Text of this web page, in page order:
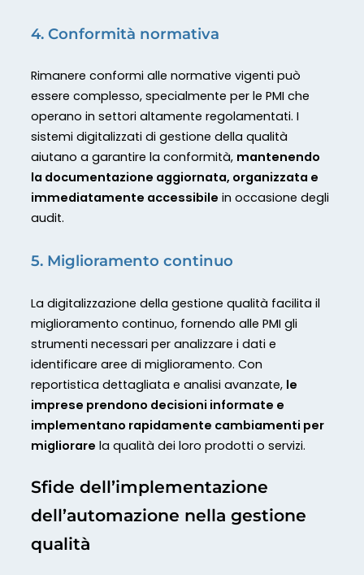
4. Conformità normativa
Rimanere conformi alle normative vigenti può
essere complesso, specialmente per le PMI che
operano in settori altamente regolamentati. I
sistemi digitalizzati di gestione della qualità
aiutano a garantire la conformità, mantenendo
la documentazione aggiornata, organizzata e
immediatamente accessibile in occasione degli
audit.
5. Miglioramento continuo
La digitalizzazione della gestione qualità facilita il
miglioramento continuo, fornendo alle PMI gli
strumenti necessari per analizzare i dati e
identificare aree di miglioramento. Con
reportistica dettagliata e analisi avanzate, le
imprese prendono decisioni informate e
implementano rapidamente cambiamenti per
migliorare la qualità dei loro prodotti o servizi.
Sfide dell’implementazione
dell’automazione nella gestione
qualità